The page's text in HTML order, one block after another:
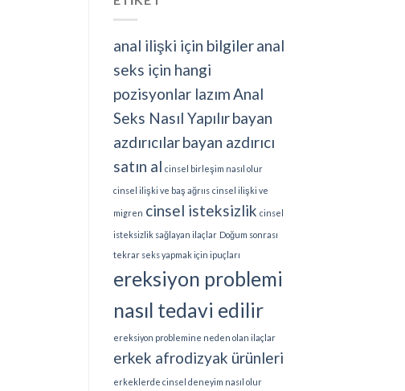
anal ilişki için bilgileranal
seks için hangi
pozisyonlar lazımAnal
Seks Nasıl Yapılırbayan
azdırıcılarbayan azdırıcı
satın al cinsel birleşim nasıl olur
cinsel ilişki ve baş ağrııs cinsel ilişki ve
migren cinsel isteksizlik cinsel
isteksizlik sağlayan ilaçlar Doğum sonrası
tekrar seks yapmak için ipuçları
ereksiyon problemi
nasıl tedavi edilir
ereksiyon problemine neden olan ilaçlar
erkek afrodizyak ürünleri
erkeklerde cinsel deneyim nasıl olur